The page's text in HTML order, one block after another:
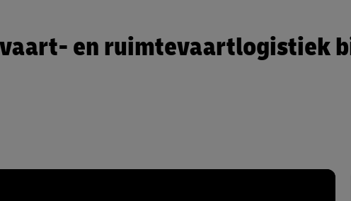
en ruimtevaartlogistiek